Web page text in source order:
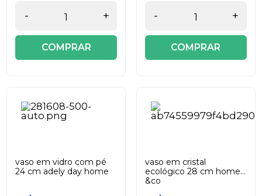
- +
COMPRAR
- +
COMPRAR
vaso em vidro com pé
24 cm adely day home
vaso em cristal
ecológico 28 cm home
&co